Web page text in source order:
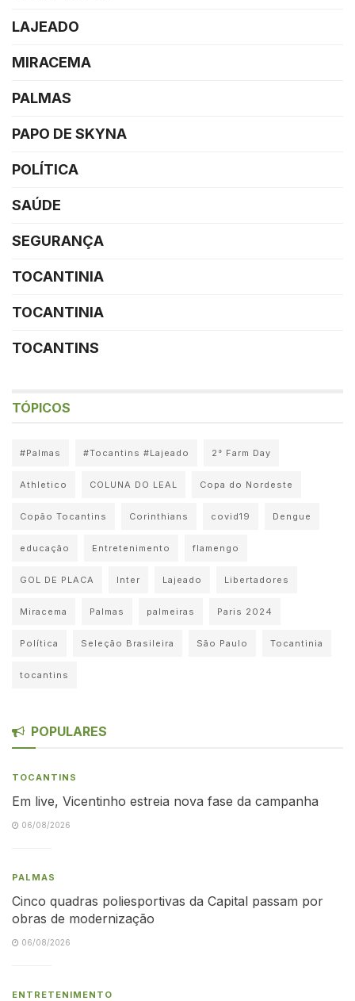
LAJEADO
MIRACEMA
PALMAS
PAPO DE SKYNA
POLÍTICA
SAÚDE
SEGURANÇA
TOCANTINIA
TOCANTINIA
TOCANTINS
TÓPICOS
#Palmas #Tocantins #Lajeado 2° Farm Day
Athletico COLUNA DO LEAL Copa do Nordeste
Copão Tocantins Corinthians covid19 Dengue
educação Entretenimento flamengo
GOL DE PLACA Inter Lajeado Libertadores
Miracema Palmas palmeiras Paris 2024
Política Seleção Brasileira São Paulo Tocantinia
tocantins
POPULARES
TOCANTINS
Em live, Vicentinho estreia nova fase da campanha
06/08/2026
PALMAS
Cinco quadras poliesportivas da Capital passam por
obras de modernização
06/08/2026
ENTRETENIMENTO